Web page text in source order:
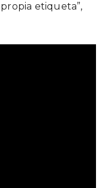
etiqueta”,